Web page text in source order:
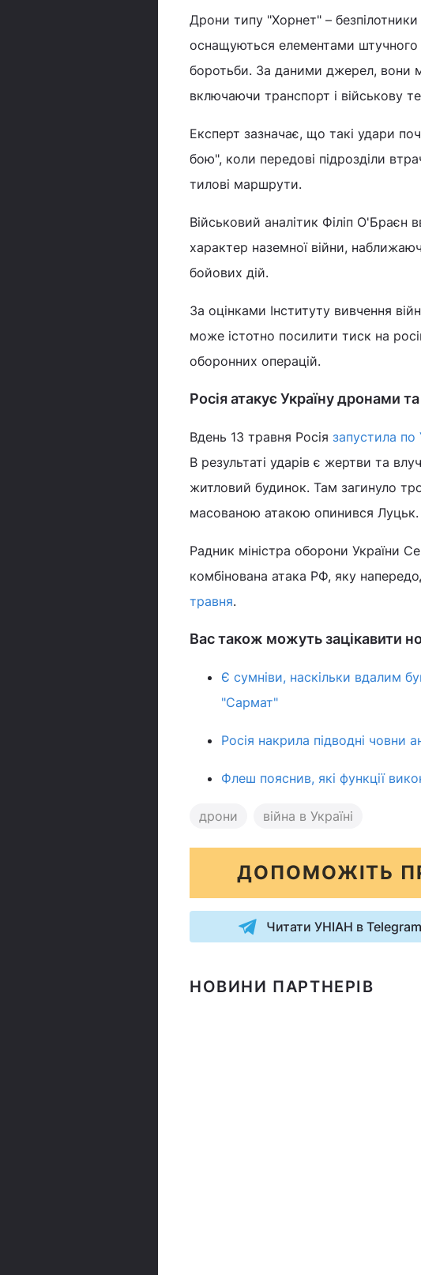
Дрони типу "Хорнет" –
оснащуються елементами штучного
боротьби. За даними джерел, вони
включаючи транспорт і військову
Експерт зазначає, що такі удари
бою", коли передові підрозділи
тилові маршрути.
Військовий аналітик Філіп О'Браєн
характер наземної війни,
бойових дій.
За оцінками Інституту вивчення
може істотно посилити тиск на
оборонних операцій.
Росія атакує Україну дронами
Вдень 13 травня Росія запустила по
В результаті ударів є жертви та
житловий будинок. Там загинуло
масованою атакою опинився Луцьк.
Радник міністра оборони України
комбінована атака РФ, яку
травня.
Вас також можуть зацікавити
Є сумніви, наскільки вдалим
"Сармат"
Росія накрила підводні човни
Флеш пояснив, які функції
дрони війна в Україні
ДОПОМОЖІТЬ
Читати УНІАН в Telegram
НОВИНИ ПАРТНЕРІВ